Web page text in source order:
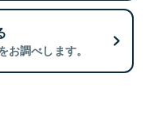
調べします。